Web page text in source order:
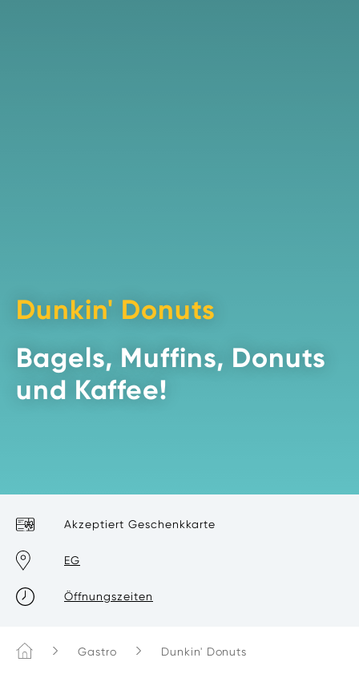
Dunkin' Donuts
Bagels, Muffins, Donuts
und Kaffee!
Akzeptiert Geschenkkarte
EG
Öffnungszeiten
Home Gastro Dunkin' Donuts